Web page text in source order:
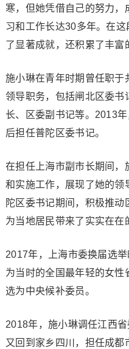
寒，但她凭借自己的努力
习和工作长达30多年。在
了显著成就，还积累了丰富
施小琳在青年时期曾任职于
领导职务，包括闸北区委书
长、区委副书记等。2013
后担任普陀区委书记。
在担任上海市副市长期间，
和实施工作，展现了她的领
陀区委书记期间，积极推动
为当地居民带来了实实在在
2017年，上海市委换届选
为当时的全国最年轻的女性
选为中央候补委员。
2018年，施小琳调任江西
又回到家乡四川，担任成